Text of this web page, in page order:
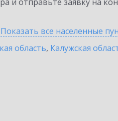
Показать все населенные
область, Калужская